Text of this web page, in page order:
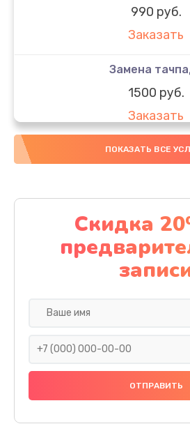
990 руб.
Заказать
Замена
1500 руб.
Заказать
Замена южного
Заказать
Чистка от
1060 руб.
Заказать
Ремонт
ПОКАЗАТЬ ВСЕ
Скидка